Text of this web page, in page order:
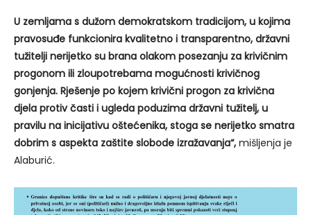
U zemljama s dužom demokratskom tradicijom, u kojima
pravosuđe funkcionira kvalitetno i transparentno, državni
tužitelji nerijetko su brana olakom posezanju za krivičnim
progonom ili zloupotrebama mogućnosti krivičnog
gonjenja. Rješenje po kojem krivični progon za krivična
djela protiv časti i ugleda poduzima državni tužitelj, u
pravilu na inicijativu oštećenika, stoga se nerijetko smatra
dobrim s aspekta zaštite slobode izražavanja“, mišljenja je
Alaburić.